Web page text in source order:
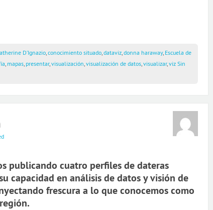
D’Ignazio,conocimiento situado,dataviz,donna haraway, Escuela de
, mapas, presentar,visualización,visualización de datos,visualizar,viz Sin
publicando cuatro perfiles de dateras
capacidad en análisis de datos y visión de
frescura a lo que conocemos como